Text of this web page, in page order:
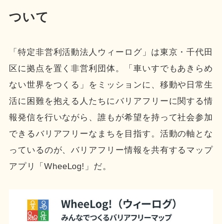
ついて
「特定非営利活動法人ウィーログ」は東京・千代田
区に拠点を置く非営利団体。「車いすでもあきらめ
ない世界をつくる」をミッションに、移動や日常生
活に困難を抱える人たちにバリアフリーに関する情
報発信を行いながら、誰もが希望を持って社会参加
できるバリアフリーなまちを目指す。活動の軸とな
っているのが、バリアフリー情報を共有するマップ
アプリ「WheeLog!」だ。